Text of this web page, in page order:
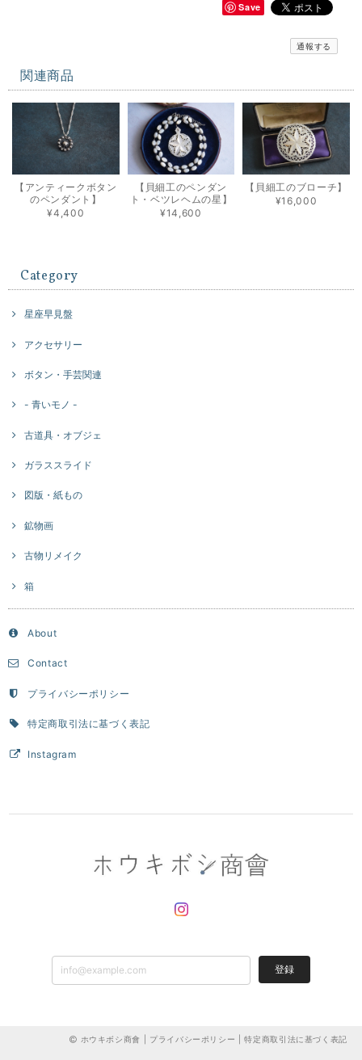
Save
通報する
関連商品
【アンティークボタン
のペンダント】
¥4,400
【貝細工のペンダン
ト・ベツレヘムの星】
¥14,600
【貝細工のブローチ】
¥16,000
Category
星座早見盤
アクセサリー
ボタン・手芸関連
- 青いモノ -
古道具・オブジェ
ガラススライド
図版・紙もの
鉱物画
古物リメイク
箱
About
Contact
プライバシーポリシー
特定商取引法に基づく表記
Instagram
登録
ホウキボシ商會 | プライバシーポリシー |特定商取引法に基づく表記